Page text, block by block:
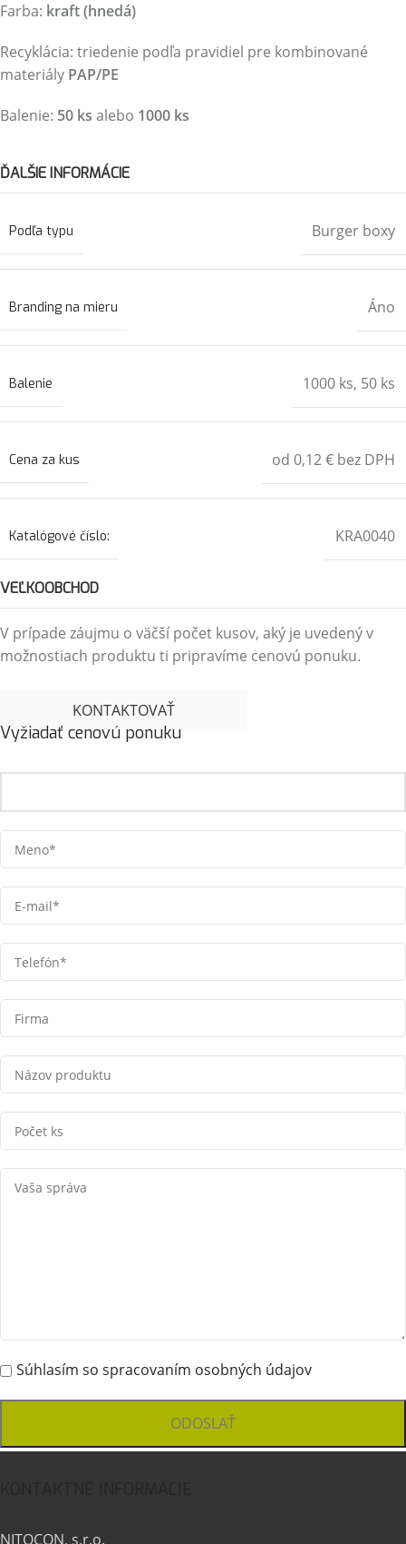
Farba: kraft (hnedá)
Recyklácia: triedenie podľa pravidiel pre kombinované
materiály PAP/PE
Balenie: 50 ks alebo 1000 ks
ĎALŠIE INFORMÁCIE
Podľa typu Burger boxy
Branding na mieru Áno
Balenie 1000 ks, 50 ks
Cena za kus od 0,12 € bez DPH
Katalógové číslo: KRA0040
VEĽKOOBCHOD
V prípade záujmu o väčší počet kusov, aký je uvedený v
možnostiach produktu ti pripravíme cenovú ponuku.
KONTAKTOVAŤ
Vyžiadať cenovú ponuku
Súhlasím so spracovaním osobných údajov
NITOCON, s.r.o.